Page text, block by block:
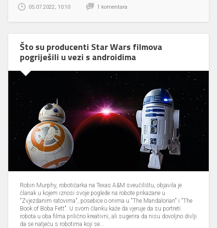
05.07.2022, 10:10 1 komentara
Što su producenti Star Wars filmova
pogriješili u vezi s androidima
Robin Murphy, robotičarka na Texas A&M sveučilištu, objavila je
članak u kojem iznosi svoje poglede na robote prikazane u
"Zvjezdanim ratovima", posebice o onima u "The Mandalorian" i "The
Book of Boba Fett". U svom članku kaže da vjeruje da su portreti
robota u oba filma prilično kreativni, ali sugerira da nisu dovoljno divlji
da se natječu s robotima koji se...